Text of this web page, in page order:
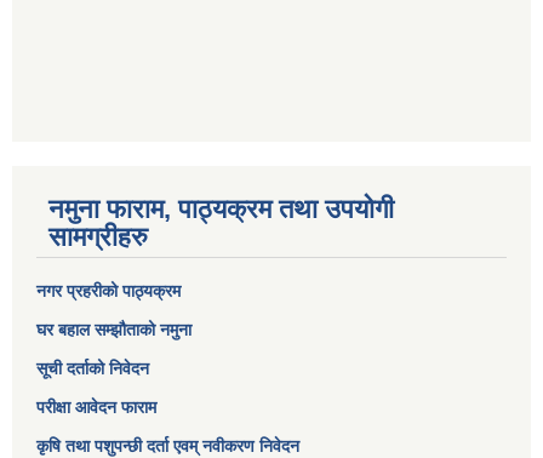
नमुना फाराम, पाठ्यक्रम तथा उपयोगी
सामग्रीहरु
नगर प्रहरीको पाठ्यक्रम
घर बहाल सम्झौताको नमुना
सूची दर्ताको निवेदन
परीक्षा आवेदन फाराम
कृषि तथा पशुपन्छी दर्ता एवम् नवीकरण निवेदन